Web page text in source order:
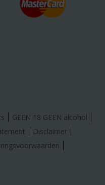
GEEN 18 GEEN alcohol
Disclaimer